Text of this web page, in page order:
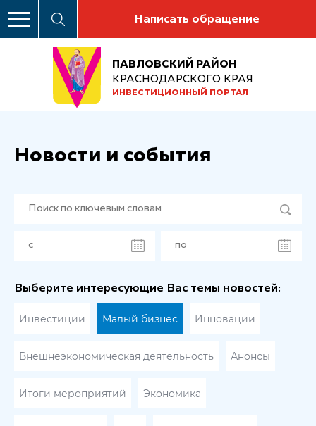
Написать обращение
ПАВЛОВСКИЙ РАЙОН
КРАСНОДАРСКОГО КРАЯ
ИНВЕСТИЦИОННЫЙ ПОРТАЛ
Новости и события
Выберите интересующие Вас темы новостей:
Инвестиции Малый бизнес Инновации
Внешнеэкономическая деятельность Анонсы
Итоги мероприятий Экономика